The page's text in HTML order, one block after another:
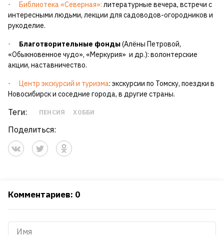
· Библиотека «Северная»: литературные вечера, встречи с
интересными людьми, лекции для садоводов-огородников и
рукоделие.
· Благотворительные фонды(Алёны Петровой,
«Обыкновенное чудо», «Меркурия» и др.): волонтерские
акции, наставничество.
· Центр экскурсий и туризма: экскурсии по Томску, поездки в
Новосибирск и соседние города, в другие страны.
Теги: ПЕНСИЯ ХОББИ
Поделиться:
Комментариев: 0